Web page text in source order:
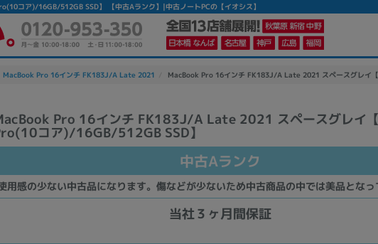
コア)/16GB/512GB SSD】 【中古Aランク】|中古ノートPCの【イオシス】
MacBook Pro 16インチ FK183J/A Late 2021 MacBook Pro 16インチ FK183J/A Late 2021 スペースグレ
Pro 16インチ FK183J/A Late 2021 スペースグレイ
コア)/16GB/512GB SSD】
中古Aランク
用感の少ない中古品になります。傷などが少ないため中古商品の中では美品となっ
当社３ヶ月間保証